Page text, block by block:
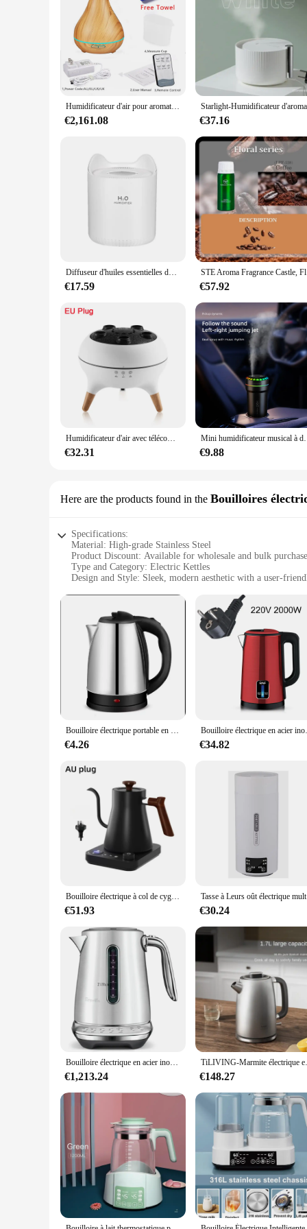
Humidificateur d'air pour aromathérapie, huile essentielle aromatique, 550ML, avec télécommande au Grain de bois, lumières LED aux 7 couleurs, pour diffuseur d'arôme domestique
€2,161.08 €37.16
Diffuseur d'huiles essentielles double pulvérisation grande capacité, mini aquarium, volume de brouillard pour la maison, recharge d'eau, supporter ficateur d'air
€17.59 €57.92
Humidificateur d'air avec télécommande, diffuseur d'arômes, huile essentielle d'aromathérapie, supporter ficateur de parfum domestique, méduse
€32.31
Mini humidificateur
€9.88
Here are the products found in the Bouilloires
Specifications:
Material: High-grade Stainless Steel
Product Discount: Available for wholesale and bulk
Type and Category: Electric Kettles
Design and Style: Sleek, modern aesthetic with a user-
Performance and Property: Rapid heating with automatic
Parts and Accessories: Comes with a detachable power cord
Features:
**Efficient Heating Technology**
Crafted from durable stainless steel, this electric kettle is
water is boiled to the perfect temperature in no time,
overheating and ensuring that your kettle remains a safe
**Versatile and User-Friendly Design**
The sleek design of this electric kettle is not just about
the detachable power cord simplifies cleaning and
needs. Its compact size makes it an ideal addition to any
Whether you're a homeowner, a small business owner, or
commercial use, making it an ideal addition to any setting
ensuring that you can offer a reliable and high-quality
enhance their kitchen experience.
Bouilloire électrique portable en acier inoxydable, cafetière, chauffe-eau, théière, mise hors tension automatique, maison, 2L, 304 W, 1500
€4.26
Bouilloire
€34.82
Bouilloire électrique à col de cygne portable, cafetière brassurera à la main, théière intelligente, contrôle de la température, bouilloire chauffante en rine, 900ml
€51.93
Tasse à
€30.24
Bouilloire électrique en acier inoxydable brossé sans BPA, avec fenêtres d'eau à haute visibilité, 1500
€1,213.24
TiLIVING-Marmite
€148.27